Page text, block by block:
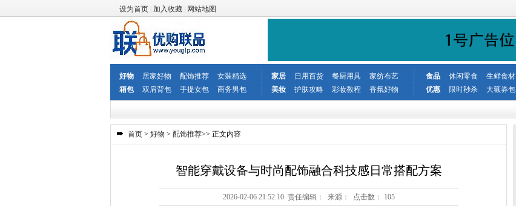
设为首页 加入收藏 网站地图
好物 居家好物 配饰推荐 女装精选 家居 日用百货 餐厨用具 家纺布艺 食品 休闲零食 生鲜食材
箱包
双肩背包 手提女包 商务男包 美妆 护肤攻略 彩妆教程 香氛好物 优惠 限时秒杀 大额券包
首页 > 好物 > 配饰推荐>> 正文内容
智能穿戴设备与时尚配饰融合科技感日常搭配方案
2026-02-06 21:52:10 责任编辑： 来源： 点击数： 105